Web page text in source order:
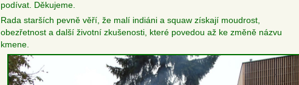
podívat. Děkujeme.
Rada starších pevně věří, že malí indiáni a squaw získají moudrost,
obezřetnost a další životní zkušenosti, které povedou až ke změně názvu
kmene.